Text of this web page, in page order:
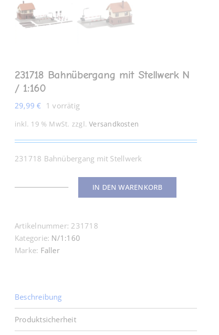
231718 Bahnübergang mit Stellwerk N
/ 1:160
29,99€ 1 vorrätig
inkl. 19 % MwSt. zzgl.Versandkosten
231718 Bahnübergang mit Stellwerk
Stellwerk
N
/
IN DEN WARENKORB
Artikelnummer: 231718
Kategorie: N/1:160
Marke: Faller
Beschreibung
Produktsicherheit